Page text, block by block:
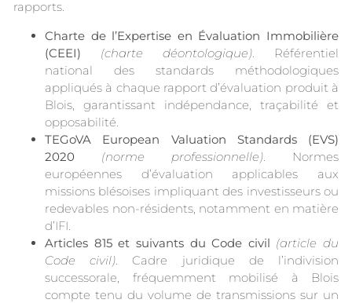
rapports.
Charte de l’Expertise en Évaluation Immobilière
(CEEI)
(charte déontologique) . Référentiel
national des standards méthodologiques
appliqués à chaque rapport d’évaluation produit à
Blois, garantissant indépendance, traçabilité et
opposabilité.
TEGoVA European Valuation Standards (EVS)
2020
(norme professionnelle) . Normes
européennes d’évaluation applicables aux
missions blésoises impliquant des investisseurs ou
redevables non-résidents, notamment en matière
d’IFI.
Articles 815 et suivants du Code civil (article du
Code civil) . Cadre juridique de l’indivision
successorale, fréquemment mobilisé à Blois
compte tenu du volume de transmissions sur un